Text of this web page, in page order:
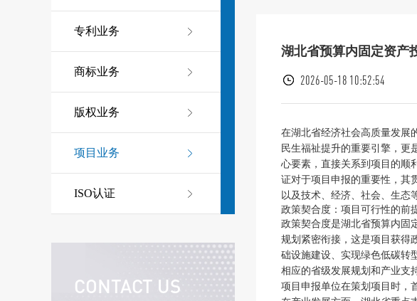
专利业务
商标业务
版权业务
项目业务
ISO认证
CONTACT US
湖北省预算内固定资产
2026-05-18 10:52:54
在湖北省经济社会高质量发展
民生福祉提升的重要引擎，更
心要素，直接关系到项目的顺
证对于项目申报的重要性，其
以及技术、经济、社会、生态
政策契合度：项目可行性的前
政策契合度是湖北省预算内固
规划紧密衔接，这是项目获得
础设施建设、实现绿色低碳转
相应的省级发展规划和产业支
项目申报单位在策划项目时，